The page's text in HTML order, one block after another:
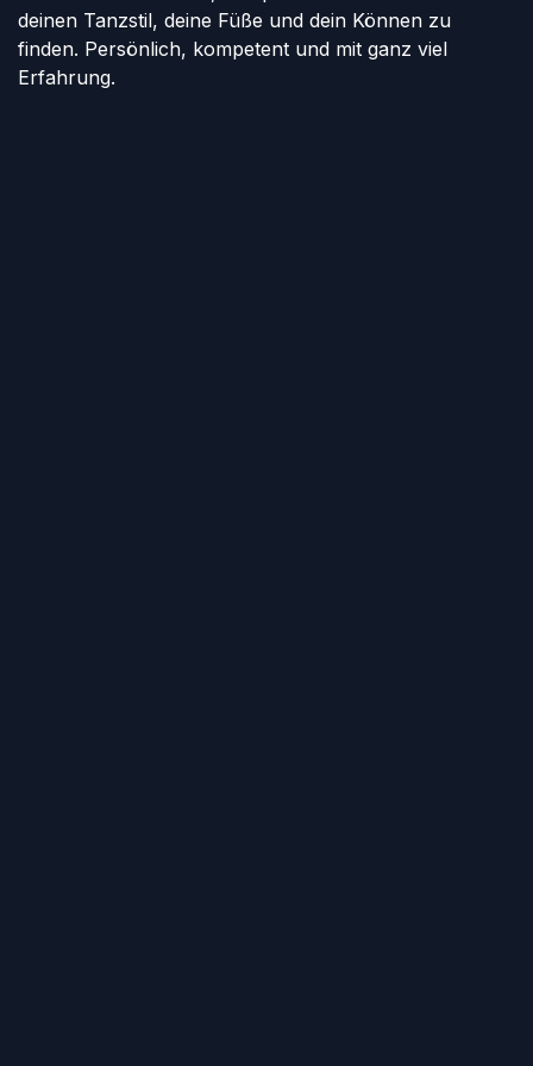
deinen Tanzstil, deine Füße und dein Können zu
finden. Persönlich, kompetent und mit ganz viel
Erfahrung.